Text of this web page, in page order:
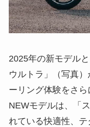
2025年の新モデル
ウルトラ」（写真
ーリング体験をさ
NEWモデルは、「
れている快適性、